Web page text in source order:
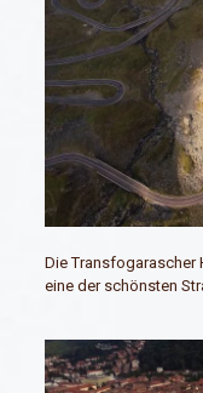
Die Transfogarascher
eine der schönsten